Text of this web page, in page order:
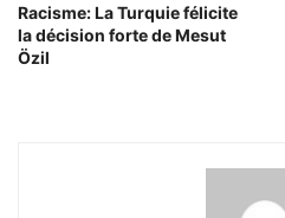
Racisme: La Turquie félicite
la décision forte de Mesut
Özil